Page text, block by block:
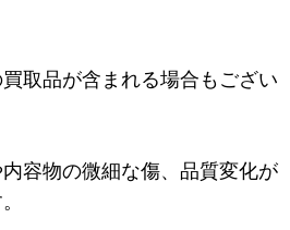
取品が含まれる場合もござい
容物の微細な傷、品質変化が